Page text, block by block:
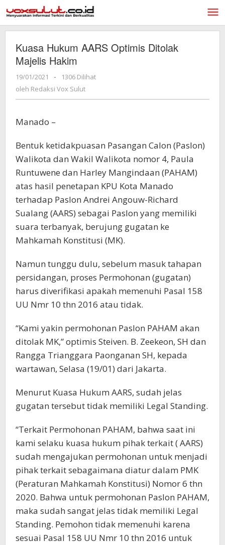
ke
konten
Kuasa Hukum AARS Optimis Ditolak
Majelis Hakim
19/01/2021
oleh
Redaksi
-
1306 Dilihat
oleh Redaksi Vox Sulut
Manado –
Bentuk ketidakpuasan Pasangan Calon (Paslon)
Walikota dan Wakil Walikota nomor 4, Paula
Runtuwene dan Harley Mangindaan (PAHAM)
atas hasil penetapan KPU Kota Manado
terhadap Paslon Andrei Angouw-Richard
Sualang (AARS) sebagai Paslon yang memiliki
suara terbanyak, berujung gugatan ke
Mahkamah Konstitusi (MK).
Namun tunggu dulu, sebelum masuk tahapan
persidangan, proses Permohonan (gugatan)
harus diverifikasi apakah memenuhi Pasal 158
UU Nmr 10 thn 2016 atau tidak.
“Kami yakin permohonan Paslon PAHAM akan
ditolak MK,” optimis Steiven. B. Zeekeon, SH dan
Rangga Trianggara Paonganan SH, kepada
wartawan, Selasa (19/01) dari Jakarta.
Menurut Kuasa Hukum AARS, sudah jelas
gugatan tersebut tidak memiliki Legal Standing.
“Terkait Permohonan PAHAM, bahwa saat ini
kami selaku kuasa hukum pihak terkait ( AARS)
sudah mengajukan permohonan untuk menjadi
pihak terkait sebagaimana diatur dalam PMK
(Peraturan Mahkamah Konstitusi) Nomor 6 thn
2020. Bahwa untuk permohonan Paslon PAHAM,
maka sudah sangat jelas tidak memiliki Legal
Standing. Pemohon tidak memenuhi karena
sesuai Pasal 158 UU Nmr 10 thn 2016 untuk